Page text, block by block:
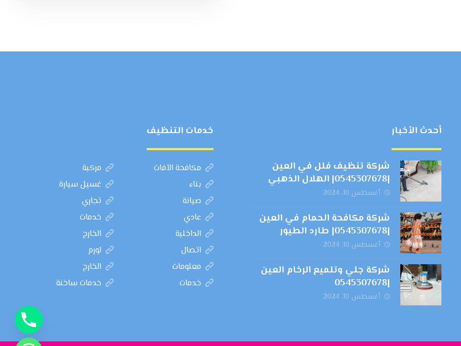
أحدث الأخبار
شركة تنظيف فلل في العين
|0545307678| الهلال الذهبي
أغسطس 10, 2024
شركة مكافحة الحمام في العين
|0545307678| طارد الطيور
أغسطس 10, 2024
شركة جلي وتلميع الرخام العين
|0545307678
أغسطس 10, 2024
خدمات التنظيف
مكافحة الآفات
مركبة
بناء
غسيل سيارة
صيانة
تجاري
عادي
خدمات
الداخلية
الخارج
اتصال
لورم
معلومات
الخارج
خدمات
خدمات ساخنة